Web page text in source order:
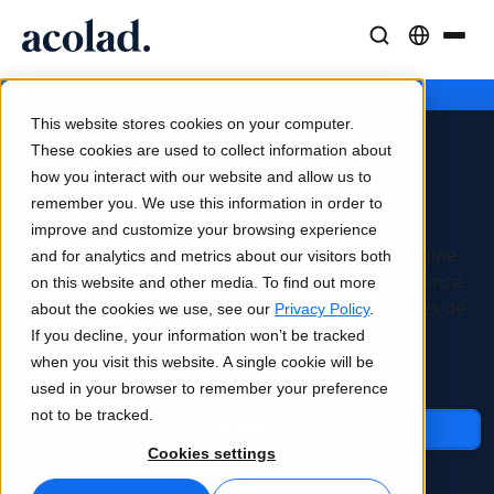
This website stores cookies on your computer.
These cookies are used to collect information about
how you interact with our website and allow us to
remember you. We use this information in order to
improve and customize your browsing experience
and for analytics and metrics about our visitors both
on this website and other media. To find out more
about the cookies we use, see our Privacy Policy.
If you decline, your information won’t be tracked
when you visit this website. A single cookie will be
used in your browser to remember your preference
not to be tracked.
Cookies settings
Traduction
Vitesse de l’IA, précision humaine
Interprétation
Communication fluide, partout
Médias et Divertissement
Donnez vie à vos contenus sur tous les écrans
Conseil et Externalisation
Lia Translate
Traductions instantanées adaptées à votre marque
Lia Live
L'interprétation revisitée
Connectivité
Intégration des flux de travail simplifiée
Interprétation IA
Études de cas
Résultats concrets de nos clients
Articles
Analyses d’experts sur le contenu global
Ebooks
Guides et stratégies approfondis
Webinaires à la demande
À propos d’Acolad
Durabilité
Partenaires
Actualités
Finance et banque
Les technologies d’IA et de blockchain sont à l’origine
de changements rapides dans le secteur de la finance.
Gardez une longueur d’avance grâce à des services de
localisation et de gestion de contenus axés sur la
technologie.